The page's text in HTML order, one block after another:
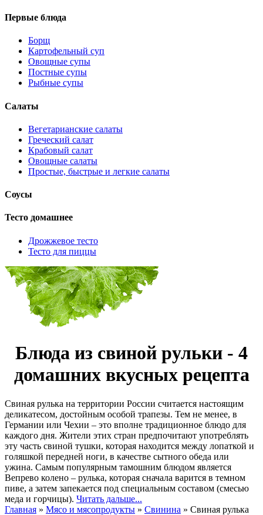
Первые блюда
Борщ
Картофельный суп
Овощные супы
Постные супы
Рыбные супы
Салаты
Вегетарианские салаты
Греческий салат
Крабовый салат
Овощные салаты
Простые, быстрые и легкие салаты
Соусы
Тесто домашнее
Дрожжевое тесто
Тесто для пиццы
Блюда из свиной рульки - 4
домашних вкусных рецепта
Свиная рулька на территории России считается настоящим
деликатесом, достойным особой трапезы. Тем не менее, в
Германии или Чехии – это вполне традиционное блюдо для
каждого дня. Жители этих стран предпочитают употреблять
эту часть свиной тушки, которая находится между лопаткой и
голяшкой передней ноги, в качестве сытного обеда или
ужина. Самым популярным тамошним блюдом является
Вепрево колено – рулька, которая сначала варится в темном
пиве, а затем запекается под специальным составом (смесью
меда и горчицы). Читать дальше...
Главная » Мясо и мясопродукты » Свинина » Свиная рулька